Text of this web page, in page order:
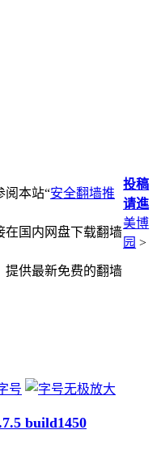
阅本站“安全翻墙推
在国内网盘下载翻墙
提供最新免费的翻墙
投稿
请進
美博
园 >
build1450